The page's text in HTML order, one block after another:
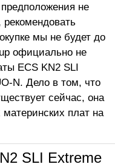
не
мы не будет до
официально не
ECS KN2 SLI
N. Дело в том, что
сейчас, она
плат на
SLI Extreme